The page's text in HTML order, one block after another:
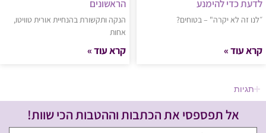
לדעת כדי להימנע
״לנו זה לא יקרה" – בטוחים?
קרא עוד »
הראשונים
הנקה ותקשורת בהנחיית אורית טוויטו,
אחות
קרא עוד »
תגיות
אל תפספסי את הכתבות וההטבות הכי שוות!